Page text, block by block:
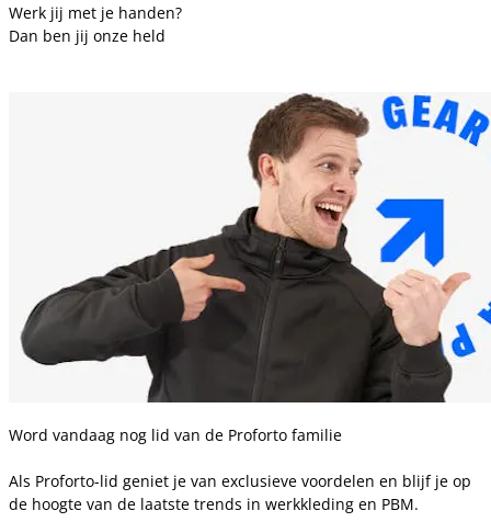
Werk jij met je handen?
Dan ben jij onze held
Word vandaag nog lid van de Proforto familie
Als Proforto-lid geniet je van exclusieve voordelen en blijf je op
de hoogte van de laatste trends in werkkleding en PBM.